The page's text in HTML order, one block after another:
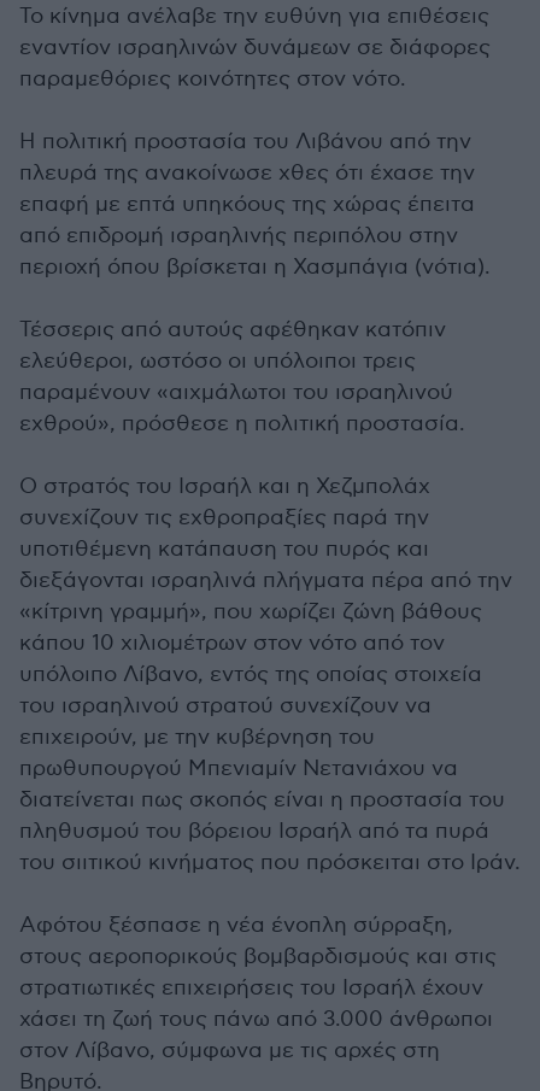
Το κίνημα ανέλαβε την ευθύνη για επιθέσεις
εναντίον ισραηλινών δυνάμεων σε διάφορες
παραμεθόριες κοινότητες στον νότο.
Η πολιτική προστασία του Λιβάνου από την
πλευρά της ανακοίνωσε χθες ότι έχασε την
επαφή με επτά υπηκόους της χώρας έπειτα
από επιδρομή ισραηλινής περιπόλου στην
περιοχή όπου βρίσκεται η Χασμπάγια (νότια).
Τέσσερις από αυτούς αφέθηκαν κατόπιν
ελεύθεροι, ωστόσο οι υπόλοιποι τρεις
παραμένουν «αιχμάλωτοι του ισραηλινού
εχθρού», πρόσθεσε η πολιτική προστασία.
Ο στρατός του Ισραήλ και η Χεζμπολάχ
συνεχίζουν τις εχθροπραξίες παρά την
υποτιθέμενη κατάπαυση του πυρός και
διεξάγονται ισραηλινά πλήγματα πέρα από την
«κίτρινη γραμμή», που χωρίζει ζώνη βάθους
κάπου 10 χιλιομέτρων στον νότο από τον
υπόλοιπο Λίβανο, εντός της οποίας στοιχεία
του ισραηλινού στρατού συνεχίζουν να
επιχειρούν, με την κυβέρνηση του
πρωθυπουργού Μπενιαμίν Νετανιάχου να
διατείνεται πως σκοπός είναι η προστασία του
πληθυσμού του βόρειου Ισραήλ από τα πυρά
του σιιτικού κινήματος που πρόσκειται στο Ιράν.
Αφότου ξέσπασε η νέα ένοπλη σύρραξη,
στους αεροπορικούς βομβαρδισμούς και στις
στρατιωτικές επιχειρήσεις του Ισραήλ έχουν
χάσει τη ζωή τους πάνω από 3.000 άνθρωποι
στον Λίβανο, σύμφωνα με τις αρχές στη
Βηρυτό.